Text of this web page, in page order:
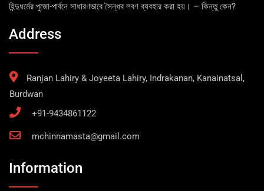
হিন্দুধর্মের পুজো-পার্বনে সাধারণভাবে সৈন্ধব লবণ ব্যবহার করা হয়। – কিন্তু কেন?
Address
Ranjan Lahiry & Joyeeta Lahiry, Indrakanan, Kanainatsal,
Burdwan
+91-9434861122
mchinnamasta@gmail.com
Information